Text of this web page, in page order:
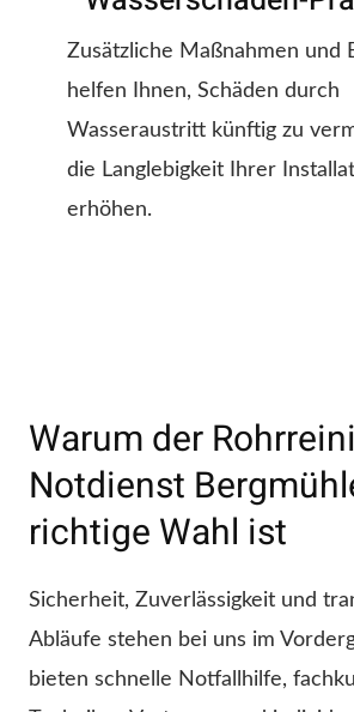
Zusätzliche Maßnahmen und
helfen Ihnen, Schäden durch
Wasseraustritt künftig zu
die Langlebigkeit Ihrer
erhöhen.
Warum der
Notdienst
richtige Wahl ist
Sicherheit, Zuverlässigkeit und
Abläufe stehen bei uns im
bieten schnelle Notfallhilfe,